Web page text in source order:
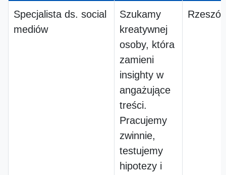
Specjalista ds. social
mediów
Szukamy
kreatywnej
osoby, która
zamieni
insighty w
angażujące
treści.
Pracujemy
zwinnie,
testujemy
hipotezy i